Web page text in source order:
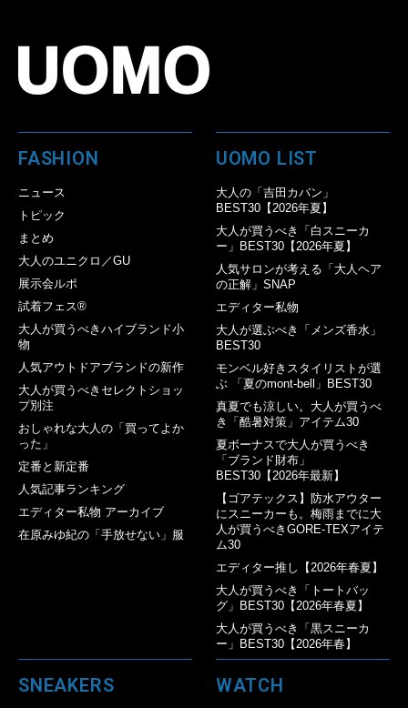
FASHION
ニュース
トピック
まとめ
大人のユニクロ／GU
展示会ルポ
試着フェス®︎
大人が買うべきハイブランド小
物
人気アウトドアブランドの新作
大人が買うべきセレクトショッ
プ別注
おしゃれな大人の「買ってよか
った」
定番と新定番
人気記事ランキング
エディター私物 アーカイブ
在原みゆ紀の「手放せない」服
UOMO LIST
大人の「吉田カバン」
BEST30【2026年夏】
大人が買うべき「白スニーカ
ー」BEST30【2026年夏】
人気サロンが考える「大人ヘア
の正解」SNAP
エディター私物
大人が選ぶべき「メンズ香水」
BEST30
モンベル好きスタイリストが選
ぶ 「夏のmont-bell」BEST30
真夏でも涼しい。大人が買うべ
き「酷暑対策」アイテム30
夏ボーナスで大人が買うべき
「ブランド財布」
BEST30【2026年最新】
【ゴアテックス】防水アウター
にスニーカーも。梅雨までに大
人が買うべきGORE-TEXアイテ
ム30
エディター推し【2026年春夏】
大人が買うべき「トートバッ
グ」BEST30【2026年春夏】
大人が買うべき「黒スニーカ
ー」BEST30【2026年春】
SNEAKERS WATCH